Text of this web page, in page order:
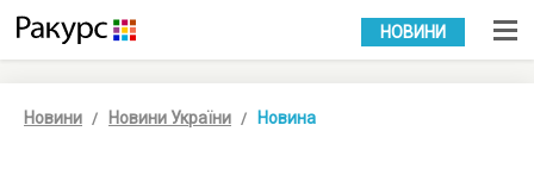
УКР РУС
НОВИНИ
Новини Новини України Новина